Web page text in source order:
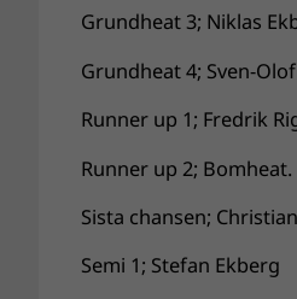
Grundheat 3; Niklas
Grundheat 4; Sven-
Runner up 1; Fredrik
Runner up 2;
Sista chansen;
Semi 1; Stefan Ekberg